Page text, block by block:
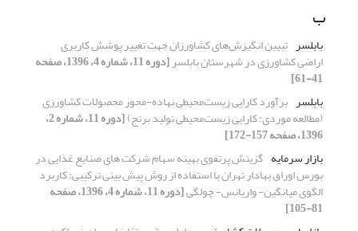
ب
بابلسر تبیین انگیزش‌های کشاورزان جهت تغییر پوشش کاربری
اراضی کشاورزی در شهرستان بابلسر [دوره 11، شماره 4، 1396، صفحه
41-61]
بابلسر برآورد کارایی زیست‌محیطی نهاده-‌محور محصولات کشاورزی
(مطالعه موردی: کارایی زیست‌محیطی تولید برنج) [دوره 11، شماره 2،
1396، صفحه 157-172]
بازار سرمایه گزینش پرتفوی بهینه سهام شرکت های صنایع غذایی در
بورس اوراق بهادار تهران با استفاده از روش پیش بینی ترکیبی: کاربرد
الگوی میانگین- واریانس- چولگی [دوره 11، شماره 4، 1396، صفحه
81-105]